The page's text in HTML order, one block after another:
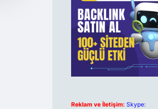
Reklam ve İletişim: Skype: